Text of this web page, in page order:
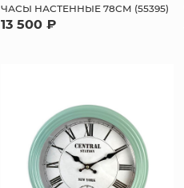
ЧАСЫ НАСТЕННЫЕ 78СМ (55395)
13 500 ₽